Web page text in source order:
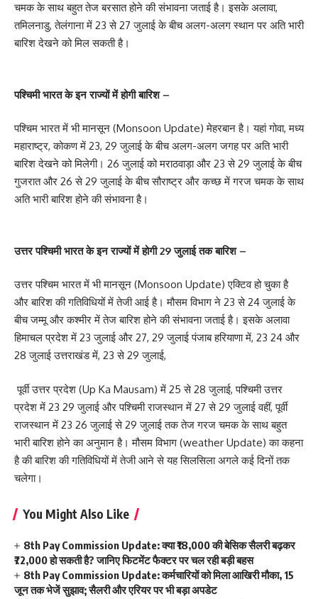
चमक के साथ बहुत तेज बरसात होने की संभावना जताई है। इसके अलावा,
तमिलनाडु, तेलंगाना में 23 से 27 जुलाई के बीच अलग-अलग स्थान पर अति भारी
बारिश देखने को मिल सकती है।
पश्चिमी भारत के इन राज्यों में होगी बारिश –
पश्चिम भारत में भी मानसून (Monsoon Update) मेहरबान है। यहां गोवा, मध्य
महाराष्ट्र, कोकण में 23, 29 जुलाई के बीच अलग-अलग जगह पर अति भारी
बारिश देखने को मिलेगी। 26 जुलाई को मराठवाड़ा और 23 से 29 जुलाई के बीच
गुजरात और 26 से 29 जुलाई के बीच सौराष्ट्र और कच्छ में गरज चमक के साथ
अति भारी बारिश होने की संभावना है।
उत्तर पश्चिमी भारत के इन राज्यों में होगी 29 जुलाई तक बारिश –
उत्तर पश्चिम भारत में भी मानसून (Monsoon Update) एक्टिव हो चुका है
और बारिश की गतिविधियों में तेजी आई है। मौसम विभाग ने 23 से 24 जुलाई के
बीच जम्मू और कश्मीर में तेज बारिश होने की संभावना जताई है। इसके अलावा
हिमाचल प्रदेश में 23 जुलाई और 27, 29 जुलाई पंजाब हरियाणा में, 23 24 और
28 जुलाई उत्तराखंड में, 23 से 29 जुलाई,
पूर्वी उत्तर प्रदेश (Up Ka Mausam) में 25 से 28 जुलाई, पश्चिमी उत्तर
प्रदेश में 23 29 जुलाई और पश्चिमी राजस्थान में 27 से 29 जुलाई वहीं, पूर्वी
राजस्थान में 23 26 जुलाई से 29 जुलाई तक तेज गरज चमक के साथ बहुत
भारी बारिश होने का अनुमान है। मौसम विभाग (weather Update) का कहना
है की बारिश की गतिविधियों में तेजी आने से यह सिलसिला अगले कई दिनों तक
चलेगा।
You Might Also Like
8th Pay Commission Update: क्या ₹18,000 की बेसिक सैलरी बढ़कर
₹72,000 हो सकती है? जानिए फिटमेंट फैक्टर पर चल रही बड़ी बहस
8th Pay Commission Update: कर्मचारियों को मिला आखिरी मौका, 15
जून तक भेजें सुझाव; सैलरी और एरियर पर भी बड़ा अपडेट